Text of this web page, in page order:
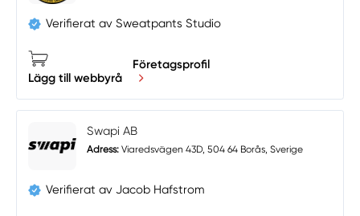
Verifierat av Sweatpants Studio
Lägg till webbyrå
Företagsprofil
Swapi AB
Adress: Viaredsvägen 43D, 504 64 Borås, Sverige
Verifierat av Jacob Hafstrom